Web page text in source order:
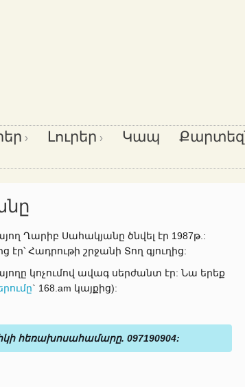
Լուրեր Կապ
Ղարիբ Սահակյանը ծնվել էր 1987թ.:
Հադրութի շրջանի Տող գյուղից:
կոչումով ավագ սերժանտ էր: Նա երեք
` 168.am կայքից):
հեռախոսահամարը. 097190904: